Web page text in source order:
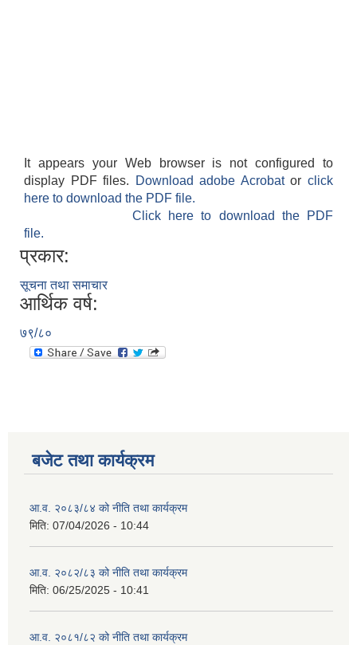
It appears your Web browser is not configured to
display PDF files.
Download adobe Acrobatorclick
here to download the PDF file.
Click here to download the PDF
file.
प्रकार:
सूचना तथा समाचार
आर्थिक वर्ष:
७९/८०
बजेट तथा कार्यक्रम
आ.व. २०८३/८४ को नीति तथा कार्यक्रम
मिति: 07/04/2026 - 10:44
आ.व. २०८२/८३ को नीति तथा कार्यक्रम
मिति: 06/25/2025 - 10:41
आ.व. २०८१/८२ को नीति तथा कार्यक्रम